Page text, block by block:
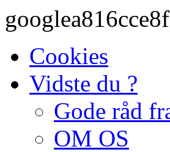
Cookies
Vidste du ?
Gode råd
OM OS